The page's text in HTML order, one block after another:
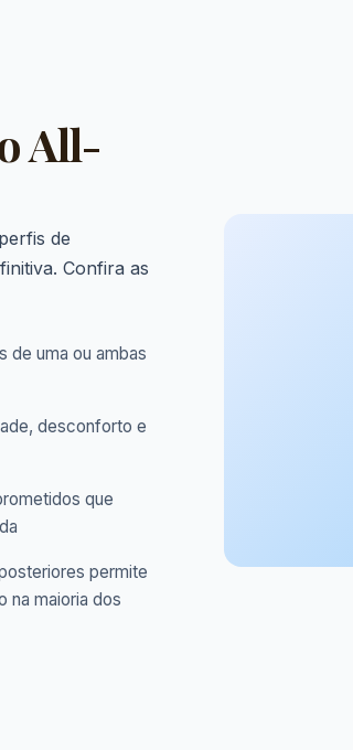
All-
de
Confira as
uma ou ambas
desconforto e
que
permite
na maioria dos